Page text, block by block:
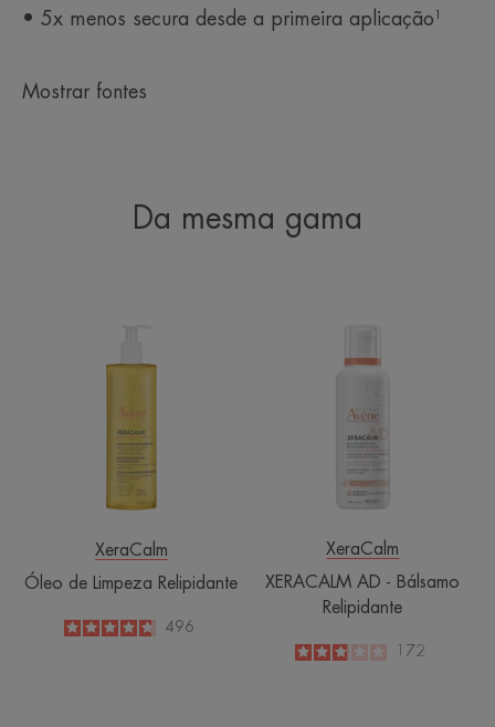
• 5x menos secura desde a primeira aplicação¹
Mostrar fontes
Da mesma gama
Limpeza
XeraCalm
Óleo de Limpeza Relipidante
4.8
/
5
496
-
Relipidante
XeraCalm
XERACALM AD - Bálsamo
Relipidante
2.9
172